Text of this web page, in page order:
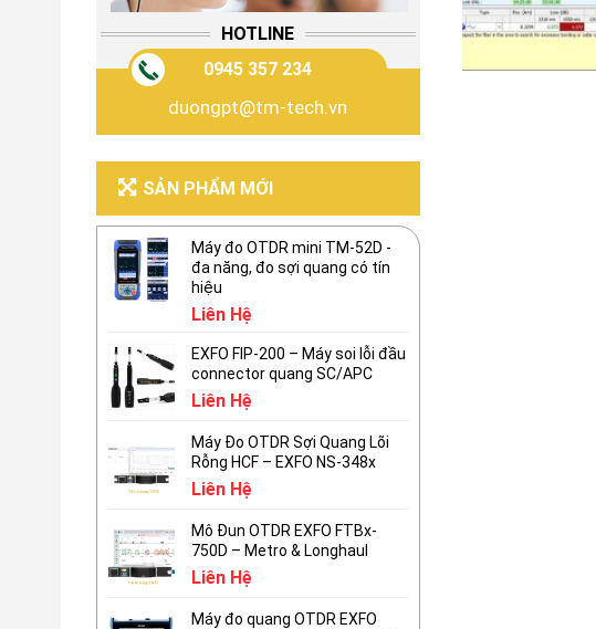
HOTLINE
0945 357 234
duongpt@tm-tech.vn
SẢN PHẨM MỚI
Máy đo OTDR mini TM-52D -
đa năng, đo sợi quang có tín
hiệu
Liên Hệ
EXFO FIP-200 – Máy soi lỗi đầu
connector quang SC/APC
Liên Hệ
Máy Đo OTDR Sợi Quang Lõi
Rỗng HCF – EXFO NS-348x
Liên Hệ
Mô Đun OTDR EXFO FTBx-
750D – Metro & Longhaul
Liên Hệ
Máy đo quang OTDR EXFO